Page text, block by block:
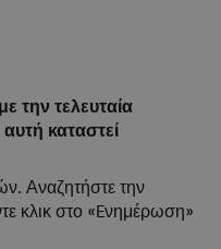
την τελευταία
καταστεί
Αναζητήστε την
κλικ στο «Eνημέρωση»